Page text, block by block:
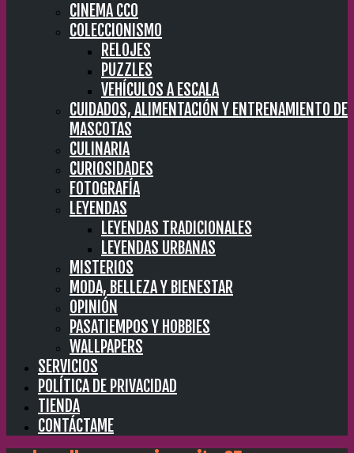
CINEMA CC0
COLECCIONISMO
RELOJES
PUZZLES
VEHÍCULOS A ESCALA
CUIDADOS, ALIMENTACIÓN Y ENTRENAMIENTO DE
MASCOTAS
CULINARIA
CURIOSIDADES
FOTOGRAFÍA
LEYENDAS
LEYENDAS TRADICIONALES
LEYENDAS URBANAS
MISTERIOS
MODA, BELLEZA Y BIENESTAR
OPINIÓN
PASATIEMPOS Y HOBBIES
WALLPAPERS
SERVICIOS
POLÍTICA DE PRIVACIDAD
TIENDA
CONTÁCTAME